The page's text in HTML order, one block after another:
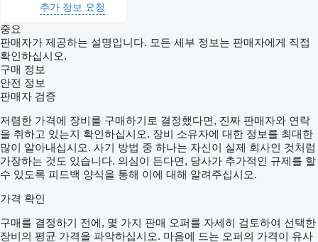
추가 정보 요청
중요
판매자가 제공하는 설명입니다. 모든 세부 정보는 판매자에게 직접
확인하십시오.
구매 정보
안전 정보
판매자 검증
저렴한 가격에 장비를 구매하기로 결정했다면, 진짜 판매자와 연락
을 취하고 있는지 확인하십시오. 장비 소유자에 대한 정보를 최대한
많이 알아내십시오. 사기 방법 중 하나는 자신이 실제 회사인 것처럼
가장하는 것도 있습니다. 의심이 든다면, 당사가 추가적인 규제를 할
수 있도록 피드백 양식을 통해 이에 대해 알려주십시오.
가격 확인
구매를 결정하기 전에, 몇 가지 판매 오퍼를 자세히 검토하여 선택한
장비의 평균 가격을 파악하십시오. 마음에 드는 오퍼의 가격이 유사